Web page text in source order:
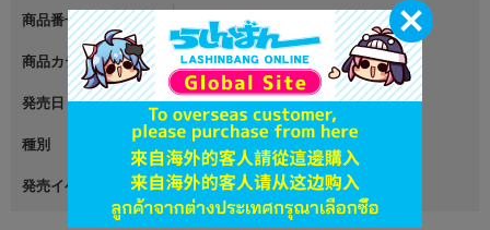
商品番号 L04030615
商品カテゴリ グッズ
発売日 2021年07月01日
種別 アクリルフィギュア
発売イベント